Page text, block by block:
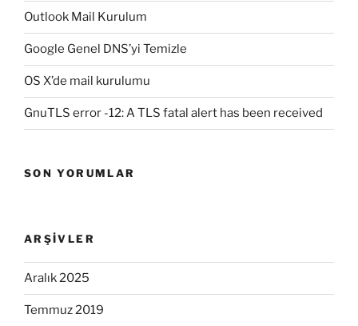
Outlook Mail Kurulum
Google Genel DNS’yi Temizle
OS X’de mail kurulumu
GnuTLS error -12: A TLS fatal alert has been received
SON YORUMLAR
ARŞIVLER
Aralık 2025
Temmuz 2019